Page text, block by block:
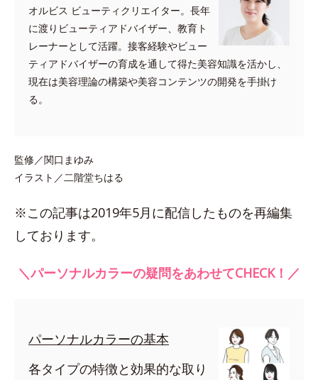
オルビス ビューティクリエイター。長年
に渡りビューティアドバイザー、教育ト
レーナーとして活躍。接客経験やビュー
ティアドバイザーの育成を通して得た美容知識を活かし、
現在は美容理論の構築や美容コンテンツの開発を手掛け
る。
監修／関口まゆみ
イラスト／二階堂ちはる
※この記事は2019年5月に配信したものを再編集
しております。
＼パーソナルカラーの疑問をあわせてCHECK！／
パーソナルカラーの基本
各タイプの特徴と効果的な取り